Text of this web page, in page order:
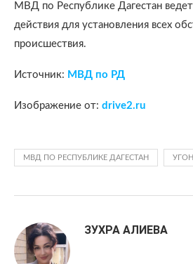
МВД по Республике Дагестан
действия для установления всех
происшествия.
Источник: МВД по РД
Изображение от: drive2.ru
МВД ПО РЕСПУБЛИКЕ ДАГЕСТАН
ЗУХРА АЛИЕВА